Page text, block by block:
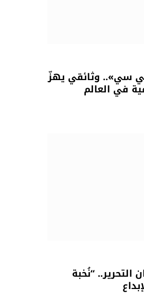
سي».. وثائقي يهزّ
في العالم
التحرير.. “نُخبة